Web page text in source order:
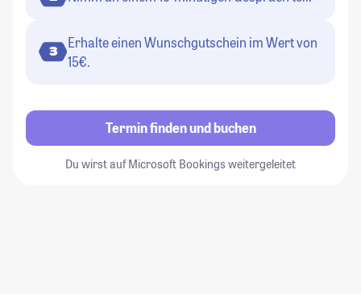
3
Erhalte einen Wunschgutschein im Wert von
15€.
Termin finden und buchen
Du wirst auf Microsoft Bookings weitergeleitet